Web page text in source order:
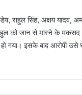
राहुल सिंह, अक्षय यादव,
राहुल को जान से मारने के
गया। इसके बाद आरोपी